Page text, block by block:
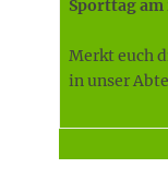
Sporttag am
Merkt euch
in unser